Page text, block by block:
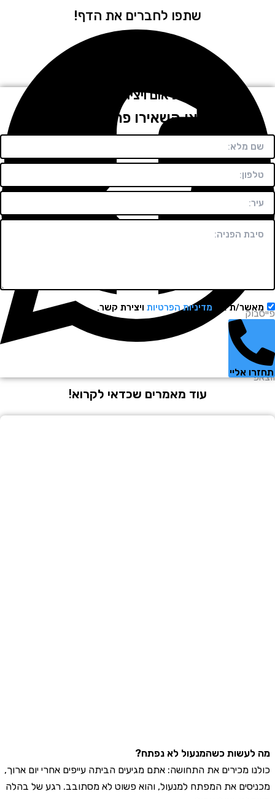
שתפו לחברים את הדף!
לתיאום ויצירת קשר
חייגו או השאירו פרטים בטופס!
ת אתמדיניות הפרטיותויצירת קשר.
אליי
עוד מאמרים שכדאי לקרוא!
כשהמנעול לא נפתח?
מכירים את התחושה: אתם מגיעים הביתה עייפים אחרי יום ארוך,
את המפתח למנעול, והוא פשוט לא מסתובב. רגע של בהלה